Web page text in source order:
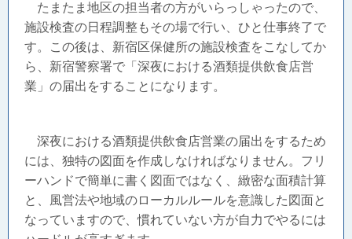
たまたま地区の担当者の方がいらっしゃったので、
施設検査の日程調整もその場で行い、ひと仕事終了で
す。この後は、新宿区保健所の施設検査をこなしてか
ら、新宿警察署で「深夜における酒類提供飲食店営
業」の届出をすることになります。
深夜における酒類提供飲食店営業の届出をするため
には、独特の図面を作成しなければなりません。フリ
ーハンドで簡単に書く図面ではなく、緻密な面積計算
と、風営法や地域のローカルルールを意識した図面と
なっていますので、慣れていない方が自力でやるには